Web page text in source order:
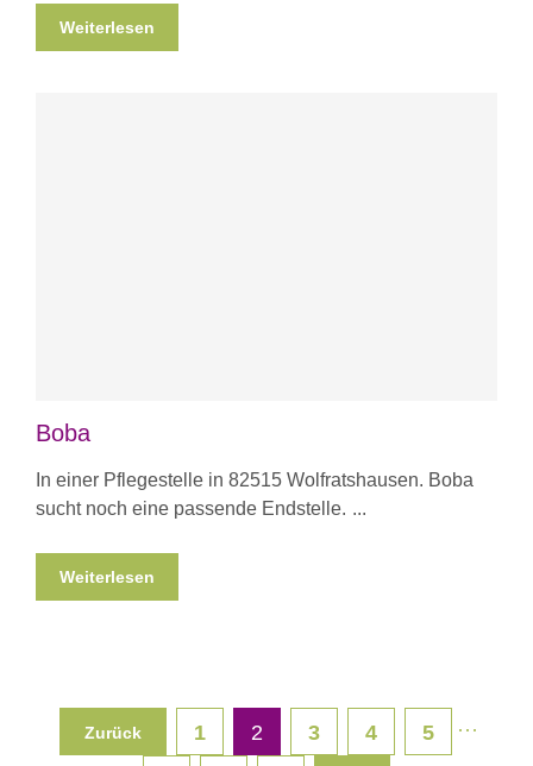
Weiterlesen
Boba
In einer Pflegestelle in 82515 Wolfratshausen. Boba
sucht noch eine passende Endstelle.
Weiterlesen
Zurück 1 2 3 4 5 ···